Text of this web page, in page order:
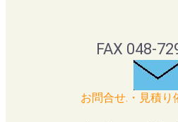
FAX 048-
お問合せ.・見積り